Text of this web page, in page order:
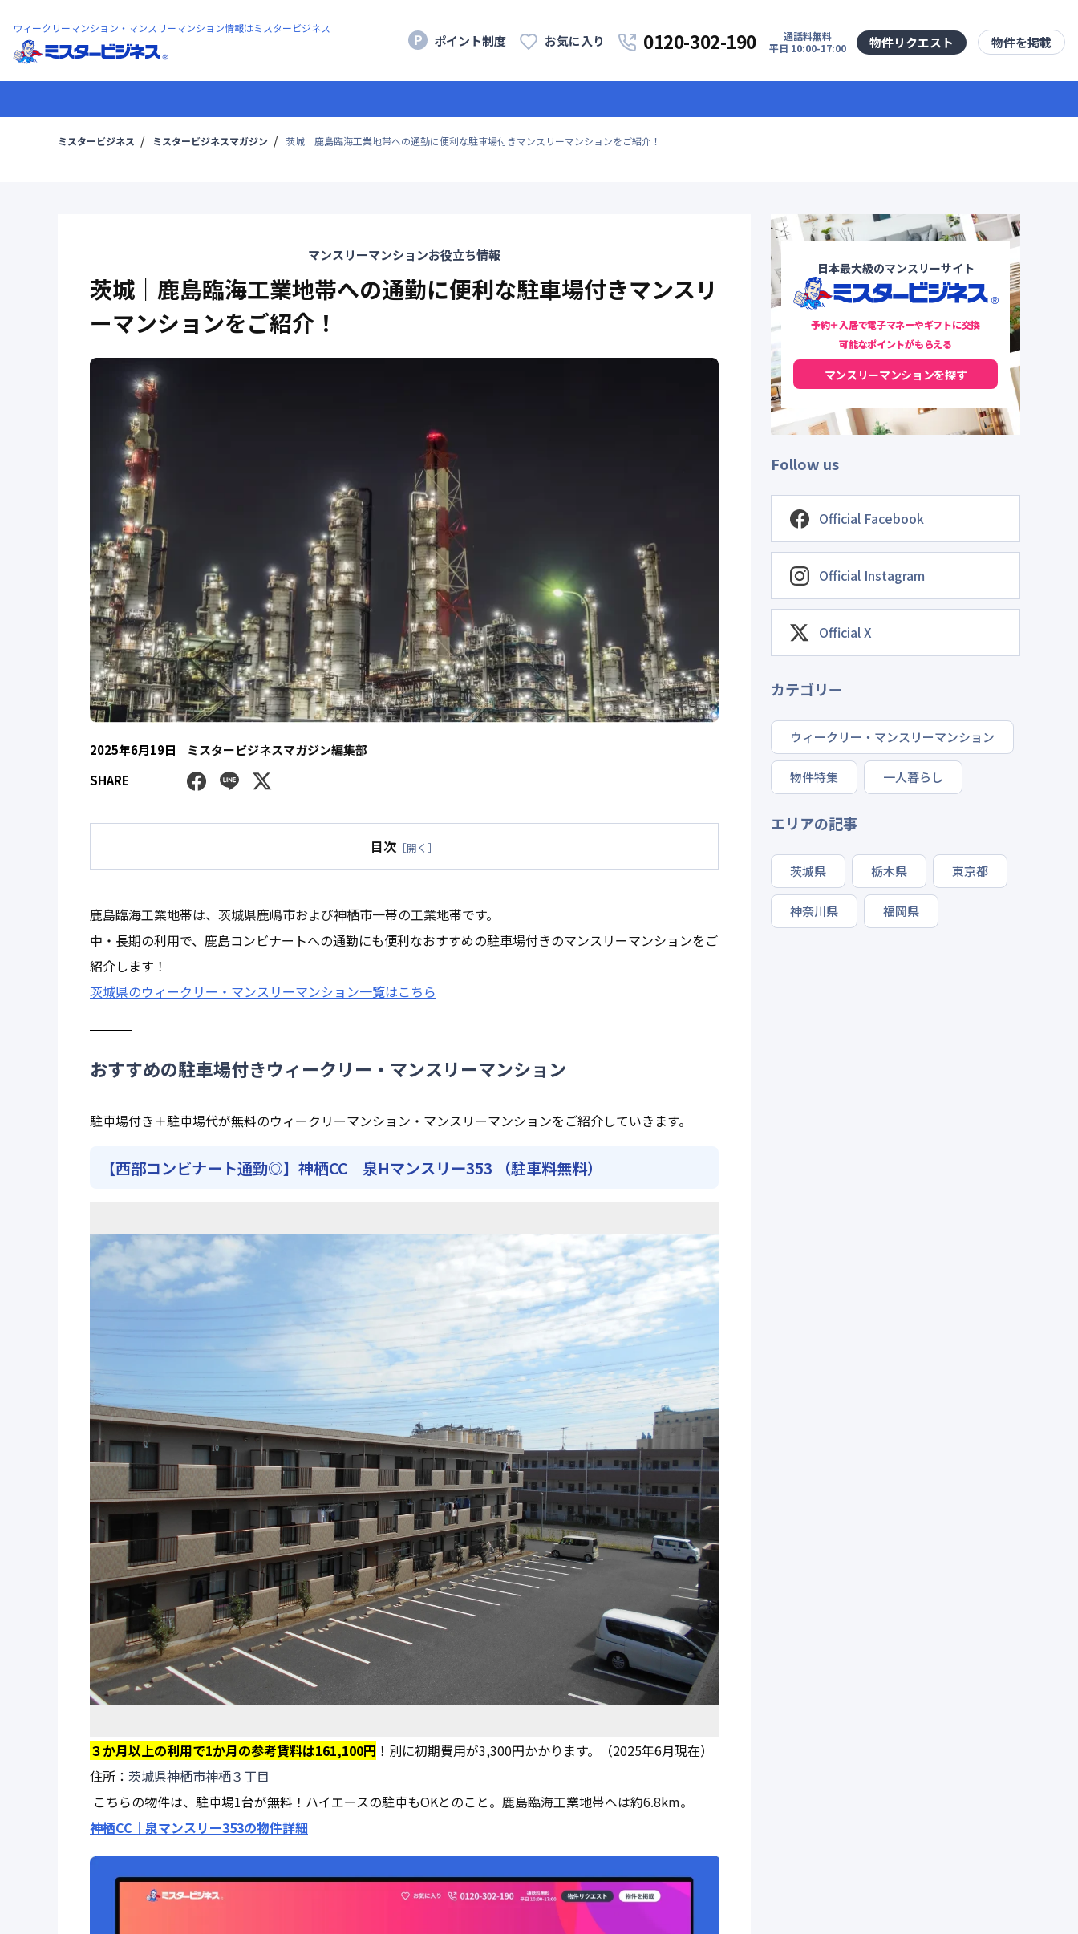
ウィークリーマンション・マンスリーマンション情報はミスタービジネス
ポイント制度 お気に入り 0120-302-190
通話料無料
平日 10:00-17:00
物件リクエスト 物件を掲載
ミスタービジネス ミスタービジネスマガジン 茨城｜鹿島臨海工業地帯への通勤に便利な駐車場付きマンスリーマンションをご紹介！
マンスリーマンションお役立ち情報
茨城｜鹿島臨海工業地帯への通勤に便利な駐車場付きマンスリ
ーマンションをご紹介！
2025年6月19日
ミスタービジネスマガジン編集部
SHARE
Facebook
Line Twitter
目次 ［開く］
鹿島臨海工業地帯は、茨城県鹿嶋市および神栖市一帯の工業地帯です。
中・長期の利用で、鹿島コンビナートへの通勤にも便利なおすすめの駐車場付きのマンスリーマンションをご
紹介します！
茨城県のウィークリー・マンスリーマンション一覧はこちら
おすすめの駐車場付きウィークリー・マンスリーマンション
駐車場付き＋駐車場代が無料のウィークリーマンション・マンスリーマンションをご紹介していきます。
【西部コンビナート通勤◎】神栖CC｜泉Hマンスリー353 （駐車料無料）
３か月以上の利用で1か月の参考賃料は161,100円 ！別に初期費用が3,300円かかります。（2025年6月現在）
住所： 茨城県神栖市神栖３丁目
こちらの物件は、駐車場1台が無料！ハイエースの駐車もOKとのこと。 鹿島臨海工業地帯へは約6.8km。
神栖CC｜泉マンスリー353の物件詳細
日本最大級のマンスリーサイト
予約＋入居で電子マネーやギフトに交換
可能なポイントがもらえる
マンスリーマンションを探す
Follow us
Official Facebook
Official Instagram
Official X
カテゴリー
ウィークリー・マンスリーマンション
物件特集 一人暮らし
エリアの記事
茨城県 栃木県 東京都
神奈川県 福岡県